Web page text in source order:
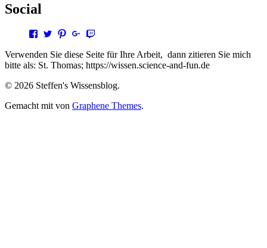
Social
Profil
steffen.thomas1
auf
Facebook
anzeigen
Profil
steto123
auf
Twitter
anzeigen
Profil
steffen3669
auf
Pinterest
anzeigen
Profil
Steffen
Thomas
auf
Google+
anzeigen
steto123
auf
Twitch
anzeigen
Verwenden Sie diese Seite für Ihre Arbeit, dann zitieren Sie mich
bitte als: St. Thomas; https://wissen.science-and-fun.de
© 2026 Steffen's Wissensblog.
Gemacht mit von Graphene Themes.